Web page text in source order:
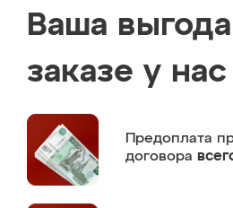
Ваша
заказе у нас
Предоплата
договора